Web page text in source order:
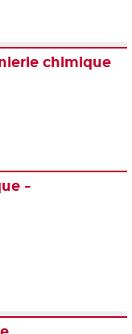
chimique
-